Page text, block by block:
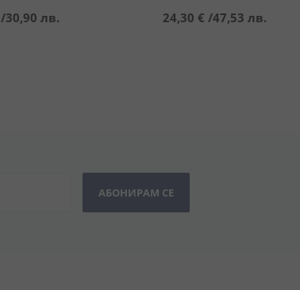
/30,90 лв. 24,30 € /47,53 лв.
АБОНИРАМ СЕ